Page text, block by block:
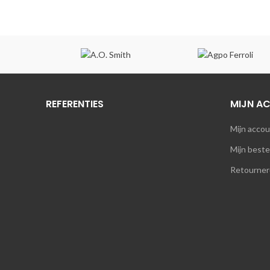
REFERENTIES MIJN
Mijn
Mijn